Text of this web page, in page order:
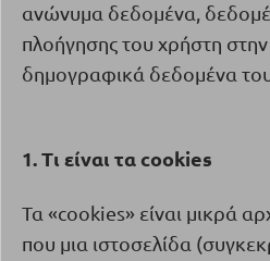
ανώνυμα δεδομένα,
πλοήγησης του χρήστη στην
δημογραφικά δεδομένα
1. Τι είναι ταcookies
Τα «cookies» είναι μικρά
που μια ιστοσελίδα